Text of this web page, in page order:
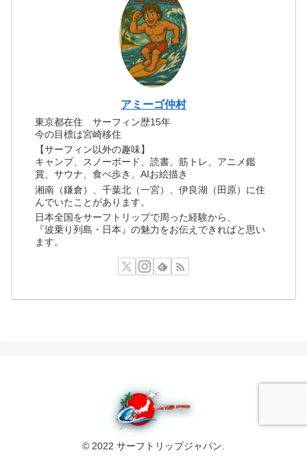
アミーゴ仲村
東京都在住 サーフィン歴15年
今の目標は宮崎移住
【サーフィン以外の趣味】
キャンプ、スノーボード、読書、筋トレ、アニメ鑑
賞、サウナ、食べ歩き、AIお絵描き
湘南（鎌倉）、千葉北（一宮）、伊良湖（田原）に住
んでいたことがあります。
日本全国をサーフトリップで周った経験から、
『波乗り列島・日本』の魅力をお伝えできればと思い
ます。
© 2022 サーフトリップジャパン.